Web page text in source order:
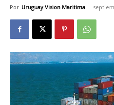
Por Uruguay Vision Maritima -